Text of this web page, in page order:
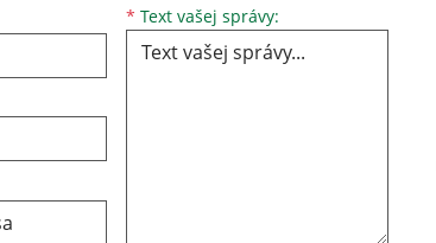
* Text vašej správy: